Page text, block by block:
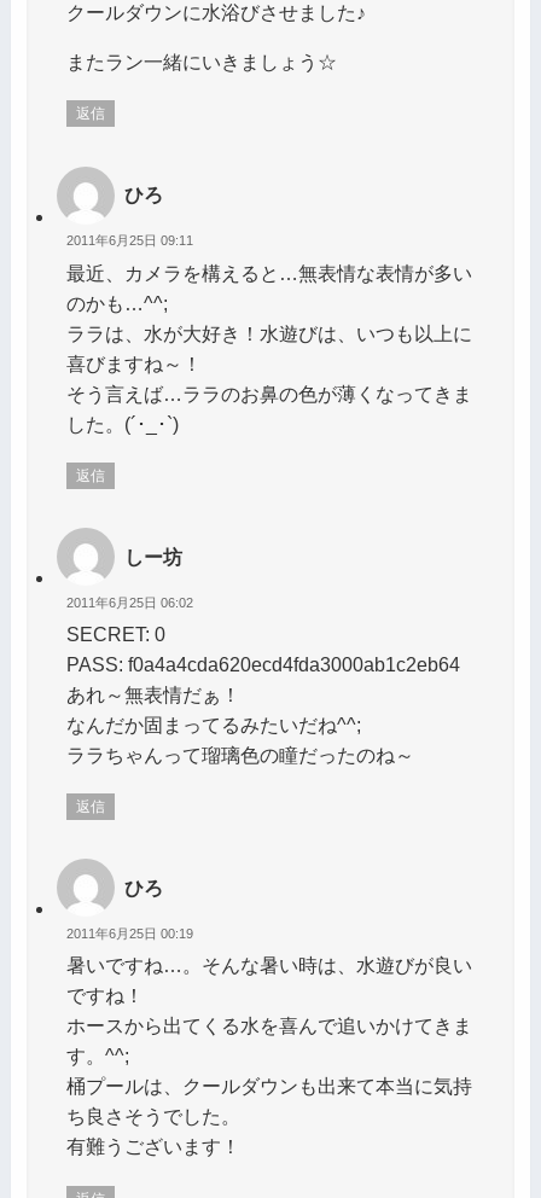
クールダウンに水浴びさせました♪
またラン一緒にいきましょう☆
返信
ひろ
2011年6月25日 09:11
最近、カメラを構えると…無表情な表情が多い
のかも…^^;
ララは、水が大好き！水遊びは、いつも以上に
喜びますね～！
そう言えば…ララのお鼻の色が薄くなってきま
した。(´･_･`)
返信
しー坊
2011年6月25日 06:02
SECRET: 0
PASS: f0a4a4cda620ecd4fda3000ab1c2eb64
あれ～無表情だぁ！
なんだか固まってるみたいだね^^;
ララちゃんって瑠璃色の瞳だったのね～
返信
ひろ
2011年6月25日 00:19
暑いですね…。そんな暑い時は、水遊びが良い
ですね！
ホースから出てくる水を喜んで追いかけてきま
す。^^;
桶プールは、クールダウンも出来て本当に気持
ち良さそうでした。
有難うございます！